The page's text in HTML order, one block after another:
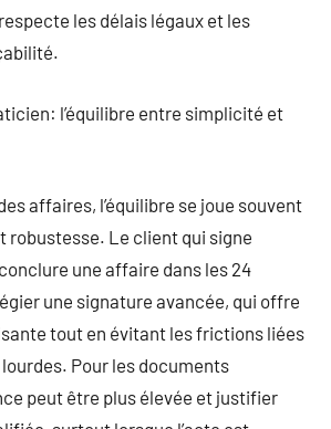
les délais légaux et les
l’équilibre entre simplicité et
affaires, l’équilibre se joue souvent
robustesse. Le client qui signe
une affaire dans les 24
une signature avancée, qui offre
tout en évitant les frictions liées
Pour les documents
peut être plus élevée et justifier